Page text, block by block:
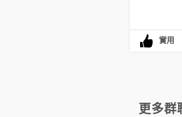
實用
更多群